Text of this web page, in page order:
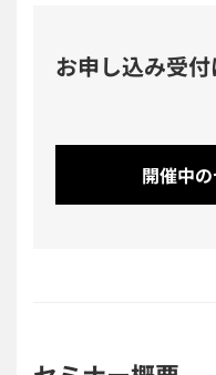
お申し込み受付
開催中